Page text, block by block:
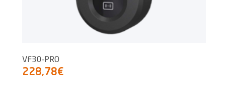
VF30-PRO
228,78€